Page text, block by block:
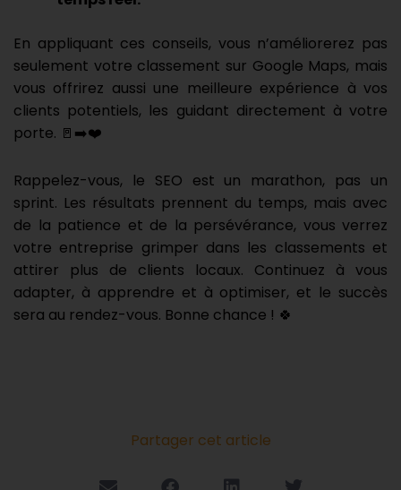
En appliquant ces conseils, vous n’améliorerez pas
seulement votre classement sur Google Maps, mais
vous offrirez aussi une meilleure expérience à vos
clients potentiels, les guidant directement à votre
porte. 🚪➡️❤️
Rappelez-vous, le SEO est un marathon, pas un
sprint. Les résultats prennent du temps, mais avec
de la patience et de la persévérance, vous verrez
votre entreprise grimper dans les classements et
attirer plus de clients locaux. Continuez à vous
adapter, à apprendre et à optimiser, et le succès
sera au rendez-vous. Bonne chance ! 🍀
Partager cet article